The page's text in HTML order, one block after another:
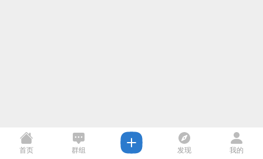
首页 群组 发现 我的